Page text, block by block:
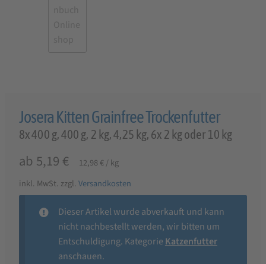
Josera Kitten Grainfree Trockenfutter
8x 400 g, 400 g, 2 kg, 4,25 kg, 6x 2 kg oder 10 kg
ab 5,19 € 12,98 €/kg
inkl. MwSt. zzgl. Versandkosten
Dieser Artikel wurde abverkauft und kann
nicht nachbestellt werden, wir bitten um
Entschuldigung. Kategorie Katzenfutter
anschauen.